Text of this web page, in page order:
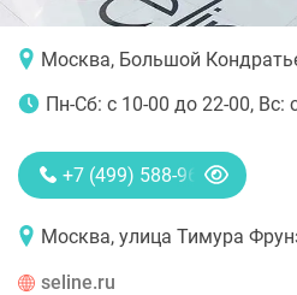
Москва, Большой
Пн-Сб: с 10-00 до 22-00, Вс:
+7 (499) 588-96-99
Москва, улица Тимура
seline.ru